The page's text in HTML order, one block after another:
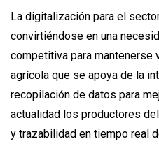
La digitalización para el
convirtiéndose en una
competitiva para mantenerse
agrícola que se apoya de la
recopilación de datos para
actualidad los productores
y trazabilidad en tiempo real